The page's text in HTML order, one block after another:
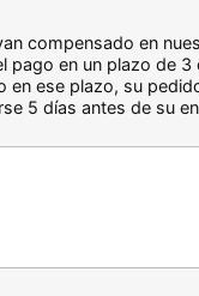
compensado en
pago en un plazo de
en ese plazo, su
5 días antes de su